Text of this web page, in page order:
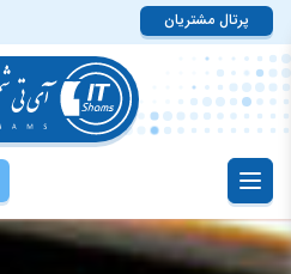
پرتال مشتریان
Toggle
navigation